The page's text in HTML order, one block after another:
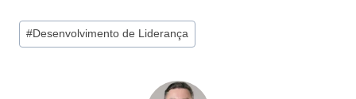
Tags
do
#Desenvolvimento de Liderança